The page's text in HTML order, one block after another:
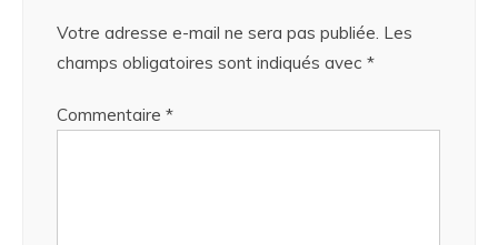
Votre adresse e-mail ne sera pas publiée. Les
champs obligatoires sont indiqués avec *
Commentaire *